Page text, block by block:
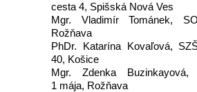
cesta 4, Spišská Nová Ves
Mgr. Vladimír Tománek,
Rožňava
PhDr. Katarína Kovaľová,
40, Košice
Mgr. Zdenka
1 mája, Rožňava